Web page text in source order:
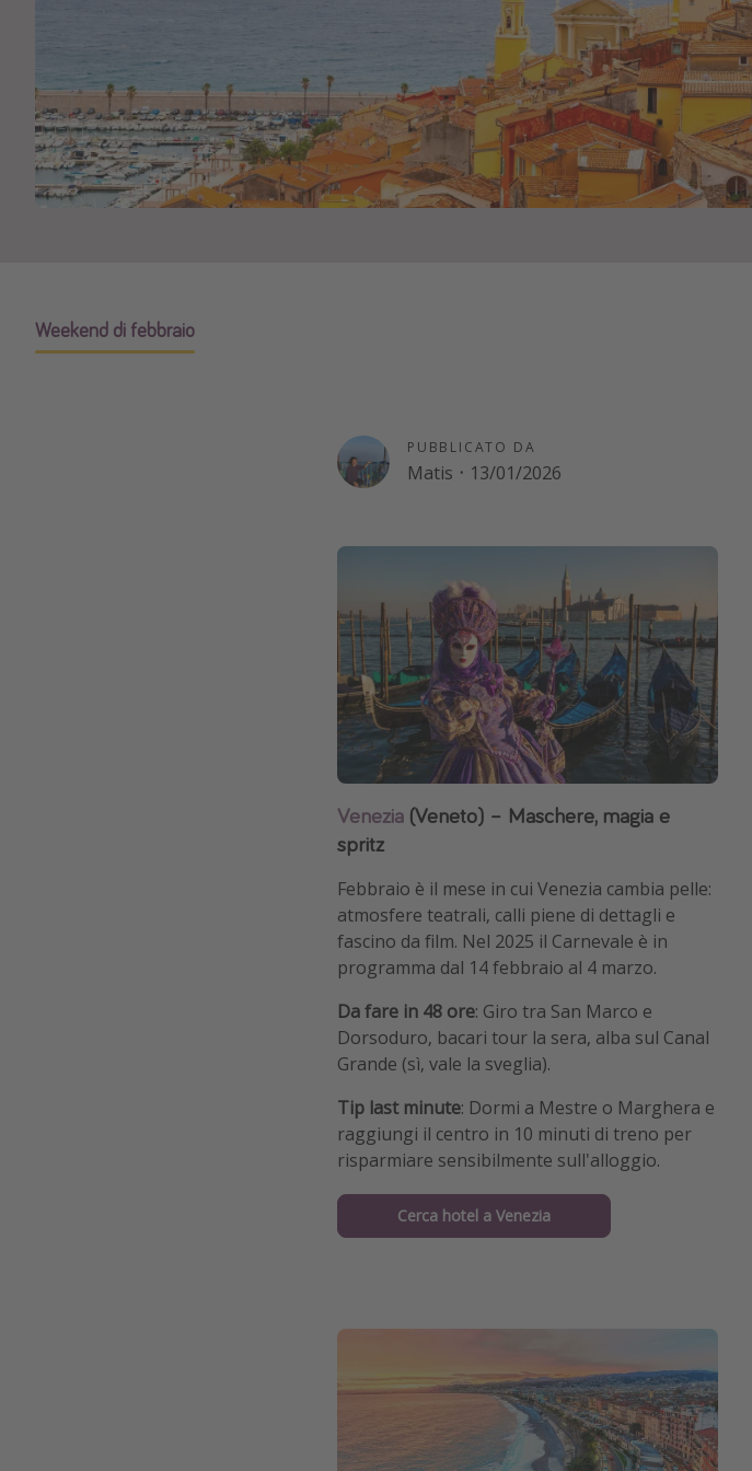
Weekend di febbraio
PUBBLICATO DA
Matis · 13/01/2026
Venezia (Veneto) – Maschere, magia e
spritz
Febbraio è il mese in cui Venezia cambia pelle:
atmosfere teatrali, calli piene di dettagli e
fascino da film. Nel 2025 il Carnevale è in
programma dal 14 febbraio al 4 marzo.
Da fare in 48 ore: Giro tra San Marco e
Dorsoduro, bacari tour la sera, alba sul Canal
Grande (sì, vale la sveglia).
Tip last minute: Dormi a Mestre o Marghera e
raggiungi il centro in 10 minuti di treno per
risparmiare sensibilmente sull'alloggio.
Cerca hotel a Venezia